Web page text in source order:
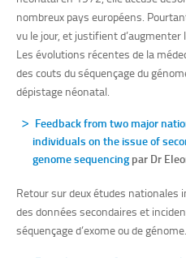
nombreux pays européens.
vu le jour, et justifient
Les évolutions récentes de la
des couts du séquençage du
dépistage néonatal.
Feedback from two major
individuals on the issue of
genome sequencing par Dr
Retour sur deux études nationales
des données secondaires et
séquençage d’exome ou de génome.